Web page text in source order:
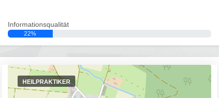
Informationsqualität
22%
HEILPRAKTIKER